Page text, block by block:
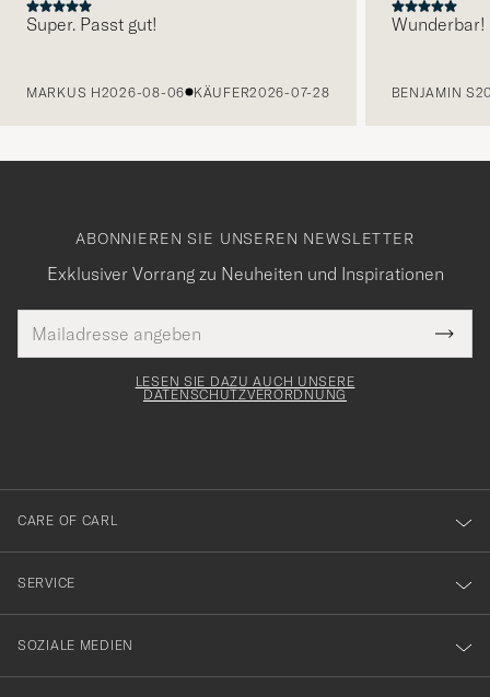
Super. Passt gut!
MARKUS H2026-08-06 KÄUFER2026-07-28
Wunderbar!
BENJAMIN S
ABONNIEREN SIE UNSEREN NEWSLETTER
Exklusiver Vorrang zu Neuheiten und Inspirationen
Mail
Adresse
Tack
för
dig
till
vårt
nyhetsbrev!
LESEN SIE DAZU AUCH UNSERE
DATENSCHUTZVERORDNUNG
CARE OF CARL
SERVICE
SOZIALE MEDIEN